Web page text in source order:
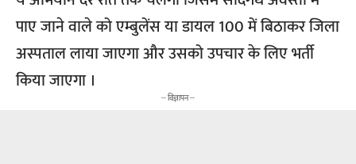
पाए जाने वाले को एम्बुलेंस या डायल 100 में बिठाकर जिला
अस्पताल लाया जाएगा और उसको उपचार के लिए भर्ती
किया जाएगा ।
-- विज्ञापन --